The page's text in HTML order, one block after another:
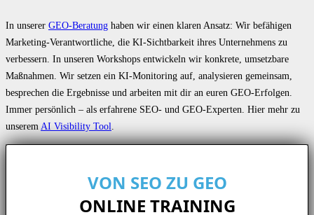
In unserer GEO-Beratung haben wir einen klaren Ansatz: Wir befähigen
Marketing-Verantwortliche, die KI-Sichtbarkeit ihres Unternehmens zu
verbessern. In unseren Workshops entwickeln wir konkrete, umsetzbare
Maßnahmen. Wir setzen ein KI-Monitoring auf, analysieren gemeinsam,
besprechen die Ergebnisse und arbeiten mit dir an euren GEO-Erfolgen.
Immer persönlich – als erfahrene SEO- und GEO-Experten. Hier mehr zu
unserem AI Visibility Tool
VON SEO ZU GEO
ONLINE TRAINING